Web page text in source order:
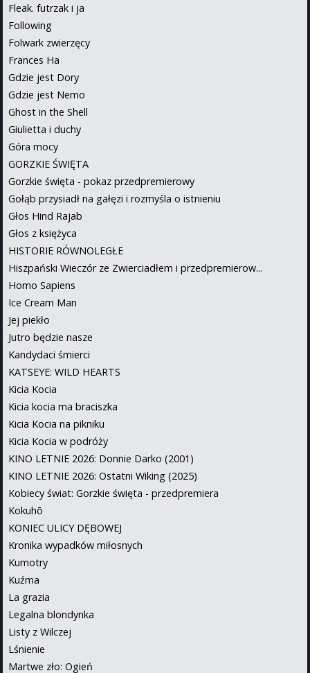
Fleak. futrzak i ja
Following
Folwark zwierzęcy
Frances Ha
Gdzie jest Dory
Gdzie jest Nemo
Ghost in the Shell
Giulietta i duchy
Góra mocy
GORZKIE ŚWIĘTA
Gorzkie święta - pokaz przedpremierowy
Gołąb przysiadł na gałęzi i rozmyśla o istnieniu
Głos Hind Rajab
Głos z księżyca
HISTORIE RÓWNOLEGŁE
Hiszpański Wieczór ze Zwierciadłem i przedpremierow...
Homo Sapiens
Ice Cream Man
Jej piekło
Jutro będzie nasze
Kandydaci śmierci
KATSEYE: WILD HEARTS
Kicia Kocia
Kicia kocia ma braciszka
Kicia Kocia na pikniku
Kicia Kocia w podróży
KINO LETNIE 2026: Donnie Darko (2001)
KINO LETNIE 2026: Ostatni Wiking (2025)
Kobiecy świat: Gorzkie święta - przedpremiera
Kokuhō
KONIEC ULICY DĘBOWEJ
Kronika wypadków miłosnych
Kumotry
Kuźma
La grazia
Legalna blondynka
Listy z Wilczej
Lśnienie
Martwe zło: Ogień